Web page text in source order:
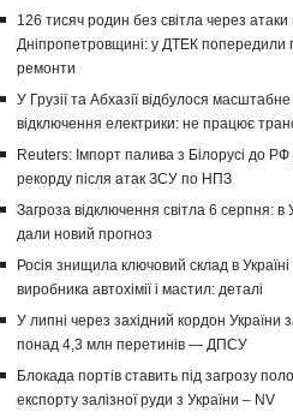
126 тисяч родин без світла через атаки
Дніпропетровщині: у ДТЕК попередили
ремонти
У Грузії та Абхазії відбулося масштабне
відключення електрики: не працює
Reuters: Імпорт палива з Білорусі до РФ
рекорду після атак ЗСУ по НПЗ
Загроза відключення світла 6 серпня: в
дали новий прогноз
Росія знищила ключовий склад в Україні
виробника автохімії і мастил: деталі
У липні через західний кордон України
понад 4,3 млн перетинів — ДПСУ
Блокада портів ставить під загрозу
експорту залізної руди з України – NV